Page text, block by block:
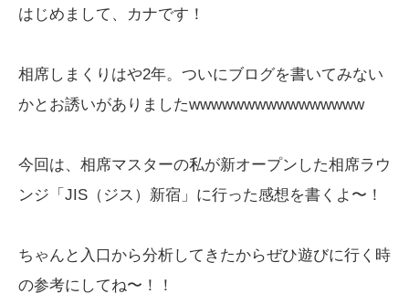
はじめまして、カナです！
相席しまくりはや2年。ついにブログを書いてみない
かとお誘いがありましたwwwwwwwwwwwwwwww
今回は、相席マスターの私が新オープンした相席ラウ
ンジ「JIS（ジス）新宿」に行った感想を書くよ〜！
ちゃんと入口から分析してきたからぜひ遊びに行く時
の参考にしてね〜！！